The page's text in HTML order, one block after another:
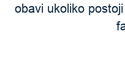
obavi ukoliko